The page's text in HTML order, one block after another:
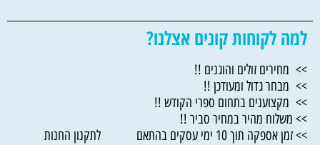
למה לקוחות קונים אצלנו?
>> מחירים זולים והוגנים !!
>> מבחר גדול ומעודכן !!
>> מקצוענים בתחום ספרי הקודש !!
>> משלוח מהיר במחיר סביר !!
>> זמן אספקה תוך 10 ימי עסקים בהתאם לתקנון החנות